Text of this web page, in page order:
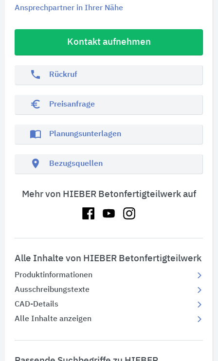
Ansprechpartner in Ihrer Nähe
Kontakt aufnehmen
phone Rückruf
euro_symbol Preisanfrage
import_contacts Planungsunterlagen
location_on Bezugsquellen
Mehr von HIEBER Betonfertigteilwerk auf
Alle Inhalte von HIEBER Betonfertigteilwerk
Produktinformationen
Ausschreibungstexte
CAD-Details
Alle Inhalte anzeigen